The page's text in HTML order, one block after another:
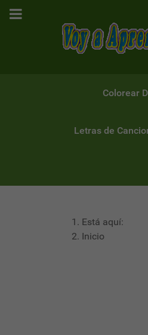
Colorear
Letras de
Está aquí:
Inicio